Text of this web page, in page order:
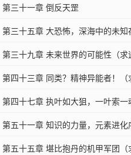
第三十一章 倒反天罡
第三十五章 大恐怖，深海中的未知
第三十九章 未来世界的可能性（求
第四十三章 同类？精神异能者！（
第四十七章 执叶如大狙，一叶索一
读）
第五十一章 知识的力量，元素进化
追读）
第五十五章 堪比抱丹的机甲军团（